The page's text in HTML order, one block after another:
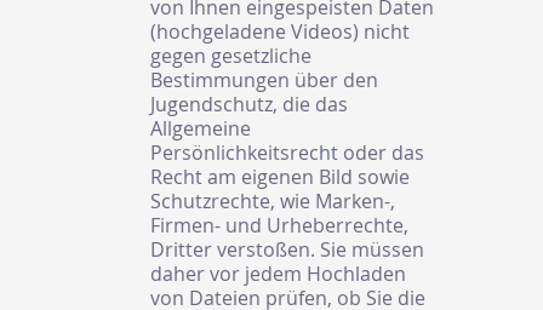
von Ihnen eingespeisten Daten
(hochgeladene Videos) nicht
gegen gesetzliche
Bestimmungen über den
Jugendschutz, die das
Allgemeine
Persönlichkeitsrecht oder das
Recht am eigenen Bild sowie
Schutzrechte, wie Marken-,
Firmen- und Urheberrechte,
Dritter verstoßen. Sie müssen
daher vor jedem Hochladen
von Dateien prüfen, ob Sie die